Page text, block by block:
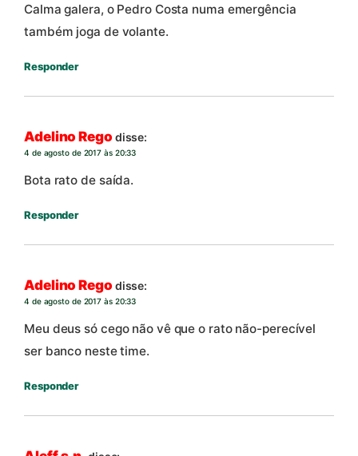
Calma galera, o Pedro Costa numa emergência
também joga de volante.
Responder
Adelino Rego disse:
4 de agosto de 2017 às 20:33
Bota rato de saída.
Responder
Adelino Rego disse:
4 de agosto de 2017 às 20:33
Meu deus só cego não vê que o rato não-perecível
ser banco neste time.
Responder